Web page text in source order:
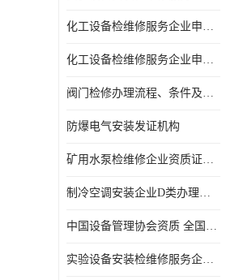
化工设备检维修服务企业申报条件.
化工设备检维修服务企业申报条件
阀门检修办理流程、条件及费用
防爆电气安装发证机构
矿用水泵检维修企业资质证办理流程及费用
制冷空调安装企业D类办理要求
中国设备管理协会资质 全国均可办理
实验设备安装检维修服务企业申报要求和流程.